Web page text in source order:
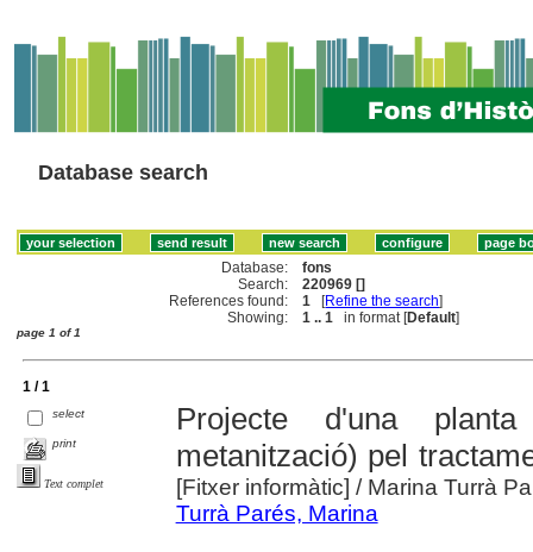
Database search
Database:
fons
Search:
220969 []
References found:
1 [Refine the search]
Showing:
1 .. 1 in format [Default]
page 1 of 1
1 / 1
select
print
Text complet
Projecte d'una
metanització) pel
[Fitxer informàtic] / Marina Turrà
Turrà Parés, Marina